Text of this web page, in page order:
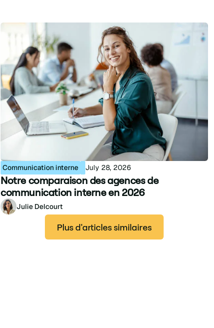
Communication interne July 28, 2026
Notre comparaison des agences de
communication interne en 2026
Julie Delcourt
Plus d'articles similaires